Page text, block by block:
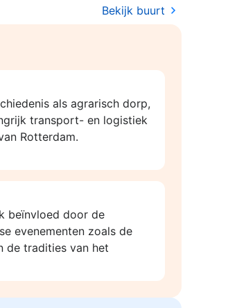
Bekijk buurt
als agrarisch dorp,
transport- en logistiek
Rotterdam.
beïnvloed door de
evenementen zoals de
de tradities van het